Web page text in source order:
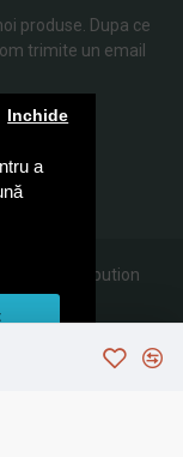
a
Inchide
produse. Dupa ce
trimite un email
Distribution